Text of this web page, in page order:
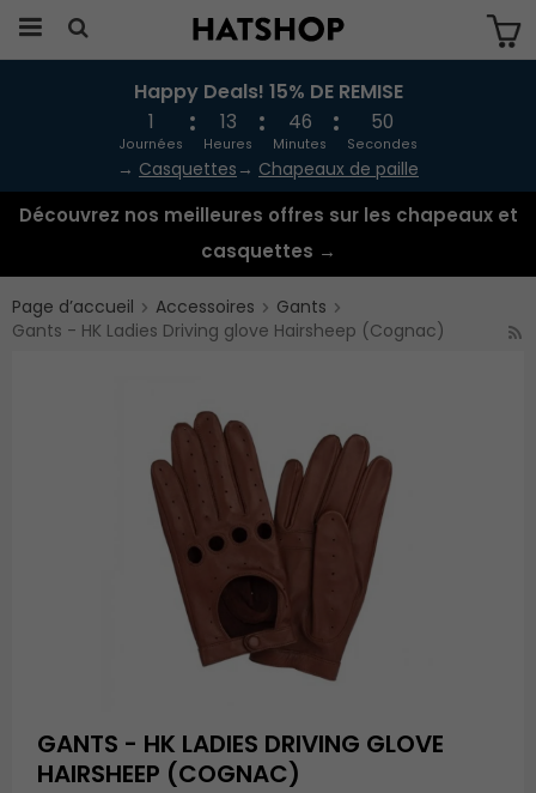
Produkten har blivit tillagd i varukorgen
Happy Deals! 15% DE REMISE
1
Journées
13
Heures
46
Minutes
50
Secondes
→ Casquettes → Chapeaux de paille
Découvrez nos meilleures offres sur les chapeaux et
casquettes →
Page d’accueil Accessoires
Gants
Gants - HK Ladies Driving glove Hairsheep (Cognac)
GANTS - HK LADIES DRIVING GLOVE
HAIRSHEEP (COGNAC)